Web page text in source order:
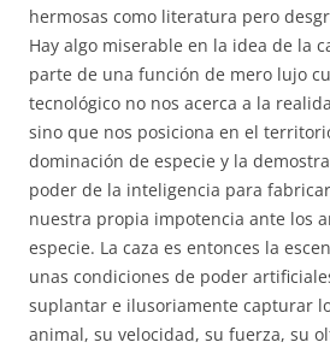
hermosas como literatura pero
Hay algo miserable en la idea de la
parte de una función de mero lujo
tecnológico no nos acerca a la
sino que nos posiciona en el
dominación de especie y la
poder de la inteligencia para
nuestra propia impotencia ante los
especie. La caza es entonces la
unas condiciones de poder
suplantar e ilusoriamente capturar
animal, su velocidad, su fuerza, su